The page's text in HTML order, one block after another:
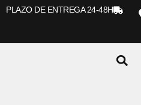
PLAZO DE ENTREGA 24-48H